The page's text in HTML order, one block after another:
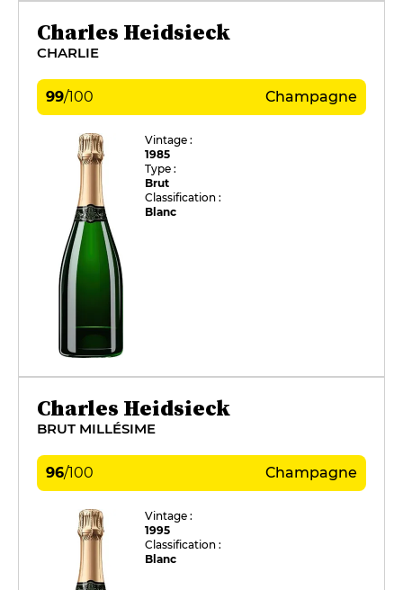
Charles Heidsieck
CHARLIE
99/100 Champagne
Vintage :
1985
Type :
Brut
Classification :
Blanc
Charles Heidsieck
BRUT MILLÉSIME
96/100 Champagne
Vintage :
1995
Classification :
Blanc